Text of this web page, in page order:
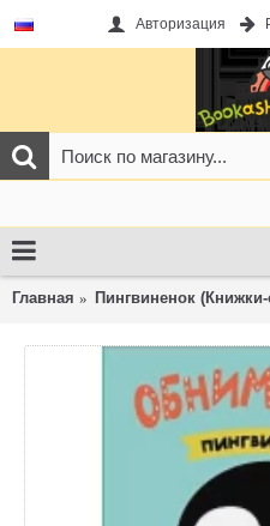
Авторизация
Главная Пингвиненок